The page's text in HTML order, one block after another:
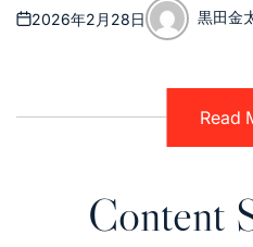
Posted
2026年2月28日
Posted
黒田金
Read
Content